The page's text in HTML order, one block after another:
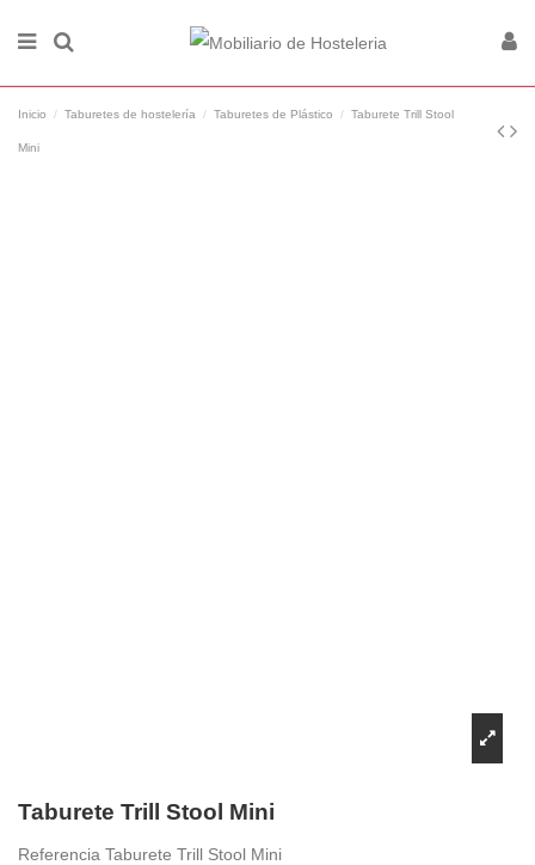
Inicio Taburetes de hostelería Taburetes de Plástico Taburete Trill Stool
Mini
Taburete Trill Stool Mini
Referencia Taburete Trill Stool Mini